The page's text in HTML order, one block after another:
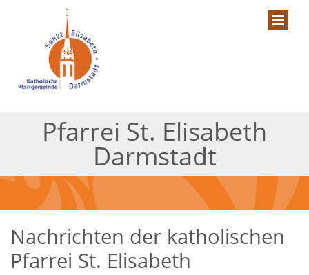
Pfarrei St. Elisabeth
Darmstadt
Nachrichten der katholischen
Pfarrei St. Elisabeth